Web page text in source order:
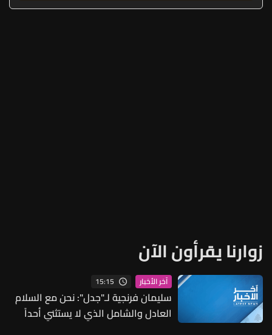
زوارنا يقرأون الآن
آخر الأخبار 15:15
سليمان فرنجية لـ"جدل": نحن مع السلام
العادل والشامل الذي لا يستثني أحداً